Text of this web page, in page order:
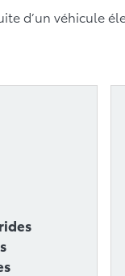
d’un véhicule